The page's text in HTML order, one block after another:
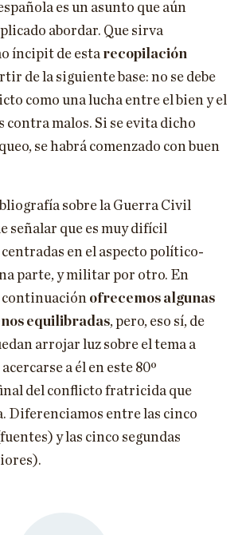
es un asunto que aún
abordar. Que sirva
íncipit de esta recopilación
de la siguiente base: no se debe
como una lucha entre el bien y el
contra malos. Si se evita dicho
se habrá comenzado con buen
sobre la Guerra Civil
señalar que es muy difícil
en el aspecto político-
parte, y militar por otro. En
continuación ofrecemos algunas
equilibradas, pero, eso sí, de
arrojar luz sobre el tema a
a él en este 80º
del conflicto fratricida que
Diferenciamos entre las cinco
y las cinco segundas